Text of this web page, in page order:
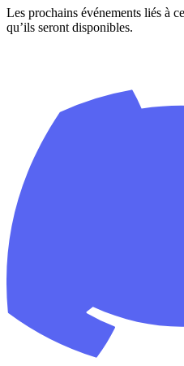
Les prochains événements liés à
qu’ils seront disponibles.